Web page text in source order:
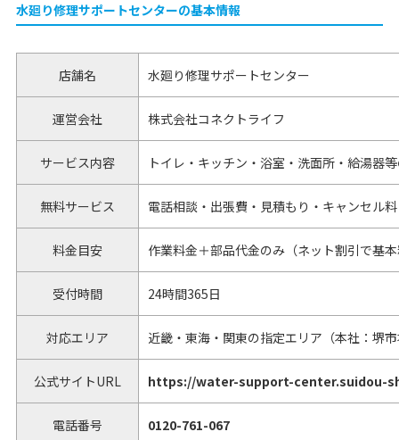
水廻り修理サポートセンターの基本情報
店舗名 水廻り修理サポートセンター
運営会社 株式会社コネクトライフ
サービス内容 トイレ・キッチン・浴室・洗面所・給湯器
無料サービス 電話相談・出張費・見積もり・キャンセル
料金目安 作業料金＋部品代金のみ（ネット割引で基
受付時間 24時間365日
対応エリア 近畿・東海・関東の指定エリア（本社：堺
公式サイトURL https://water-support-center.suidou-
電話番号 0120-761-067